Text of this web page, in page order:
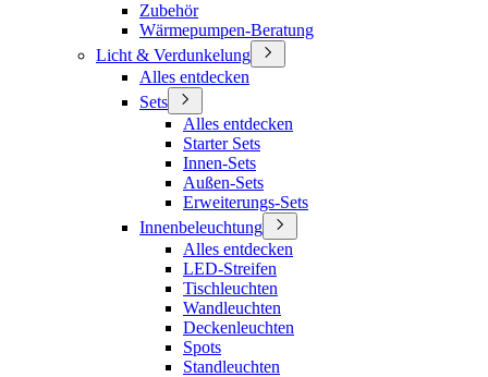
Zubehör
Wärmepumpen-Beratung
Licht & Verdunkelung
Alles entdecken
Sets
Alles entdecken
Starter Sets
Innen-Sets
Außen-Sets
Erweiterungs-Sets
Innenbeleuchtung
Alles entdecken
LED-Streifen
Tischleuchten
Wandleuchten
Deckenleuchten
Spots
Standleuchten